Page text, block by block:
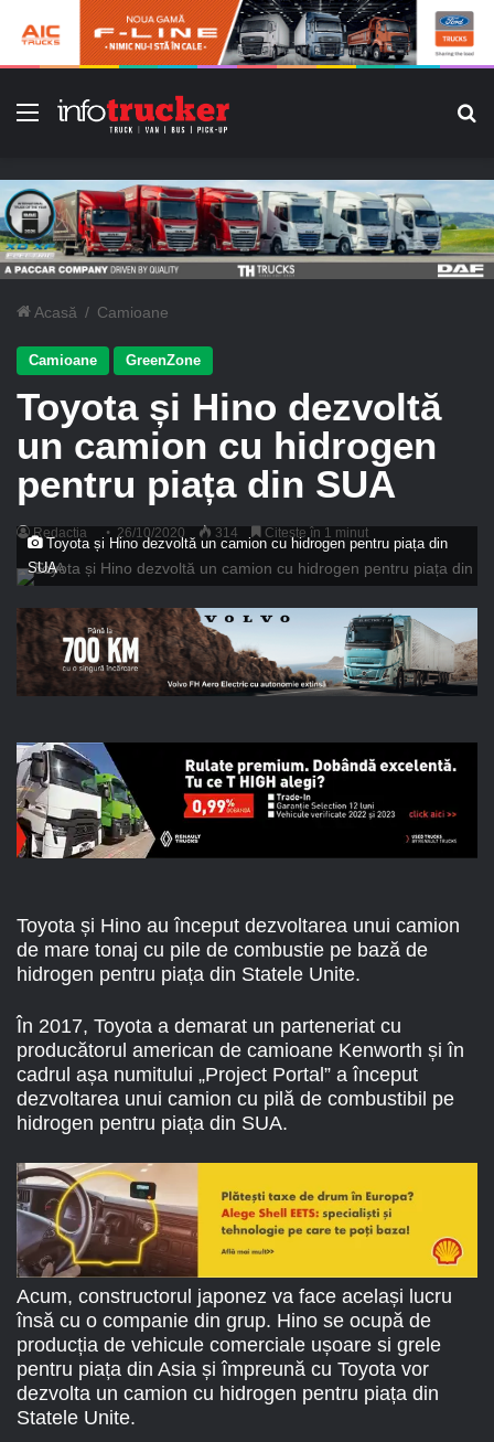
Meniu
Acasă / Camioane
Camioane GreenZone
Toyota și Hino dezvoltă
un camion cu hidrogen
pentru piața din SUA
Redactia 26/10/2020 314 Citește în 1 minut
Toyota și Hino dezvoltă un camion cu hidrogen pentru piața din
SUA
Toyota și Hino au început dezvoltarea unui camion
de mare tonaj cu pile de combustie pe bază de
hidrogen pentru piața din Statele Unite.
În 2017, Toyota a demarat un parteneriat cu
producătorul american de camioane Kenworth și în
cadrul așa numitului „Project Portal” a început
dezvoltarea unui camion cu pilă de combustibil pe
hidrogen pentru piața din SUA.
Acum, constructorul japonez va face același lucru
însă cu o companie din grup. Hino se ocupă de
producția de vehicule comerciale ușoare si grele
pentru piața din Asia și împreună cu Toyota vor
dezvolta un camion cu hidrogen pentru piața din
Statele Unite.